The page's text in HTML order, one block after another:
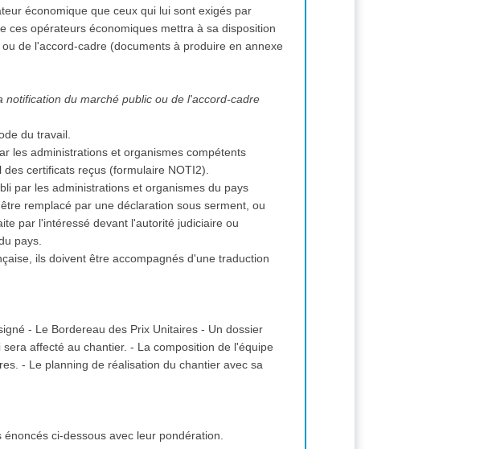
économique que ceux qui lui sont exigés par
ces opérateurs économiques mettra à sa disposition
de l'accord-cadre (documents à produire en annexe
du marché public ou de l'accord-cadre
du travail.
les administrations et organismes compétents
certificats reçus (formulaire NOTI2).
par les administrations et organismes du pays
remplacé par une déclaration sous serment, ou
par l'intéressé devant l'autorité judiciaire ou
pays.
ils doivent être accompagnés d'une traduction
Bordereau des Prix Unitaires - Un dossier
- La composition de l'équipe
ci-dessous avec leur pondération.